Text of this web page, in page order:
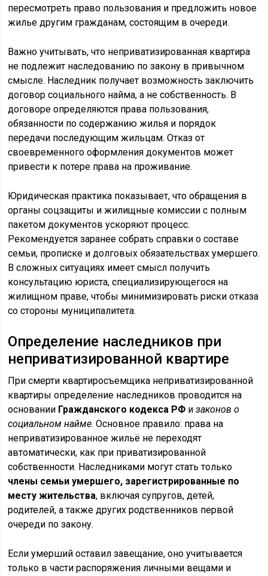
пересмотреть право пользования и предложить новое
жилье другим гражданам, состоящим в очереди.
Важно учитывать, что неприватизированная квартира
не подлежит наследованию по закону в привычном
смысле. Наследник получает возможность заключить
договор социального найма, а не собственность. В
договоре определяются права пользования,
обязанности по содержанию жилья и порядок
передачи последующим жильцам. Отказ от
своевременного оформления документов может
привести к потере права на проживание.
Юридическая практика показывает, что обращения в
органы соцзащиты и жилищные комиссии с полным
пакетом документов ускоряют процесс.
Рекомендуется заранее собрать справки о составе
семьи, прописке и долговых обязательствах умершего.
В сложных ситуациях имеет смысл получить
консультацию юриста, специализирующегося на
жилищном праве, чтобы минимизировать риски отказа
со стороны муниципалитета.
Определение наследников при
неприватизированной квартире
При смерти квартиросъемщика неприватизированной
квартиры определение наследников проводится на
основании Гражданского кодекса РФ изаконов о
социальном найме. Основное правило: права на
неприватизированное жильё не переходят
автоматически, как при приватизированной
собственности. Наследниками могут стать только
члены семьи умершего, зарегистрированные по
месту жительства, включая супругов, детей,
родителей, а также других родственников первой
очереди по закону.
Если умерший оставил завещание, оно учитывается
только в части распоряжения личными вещами и